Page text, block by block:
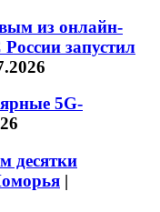
из онлайн-
запустил
5G-
десятки
|